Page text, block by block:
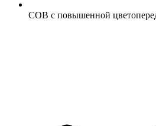
COB с повышенной